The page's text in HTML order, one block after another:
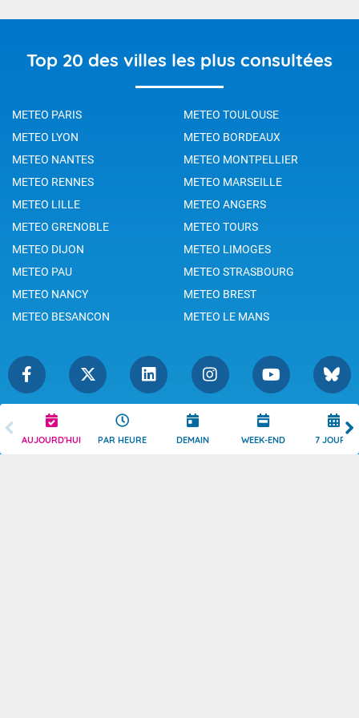
AUJOURD'HUI PAR HEURE DEMAIN WEEK-END 7 JOURS
Top 20 des villes les plus consultées
METEO PARIS
METEO TOULOUSE
METEO LYON
METEO BORDEAUX
METEO NANTES
METEO MONTPELLIER
METEO RENNES
METEO MARSEILLE
METEO LILLE
METEO ANGERS
METEO GRENOBLE
METEO TOURS
METEO DIJON
METEO LIMOGES
METEO PAU
METEO STRASBOURG
METEO NANCY
METEO BREST
METEO BESANCON
METEO LE MANS